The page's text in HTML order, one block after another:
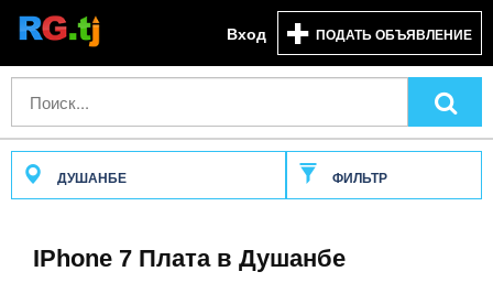
Вход ПОДАТЬ ОБЪЯВЛЕНИЕ
ДУШАНБЕ ФИЛЬТР
IPhone 7 Плата в Душанбе